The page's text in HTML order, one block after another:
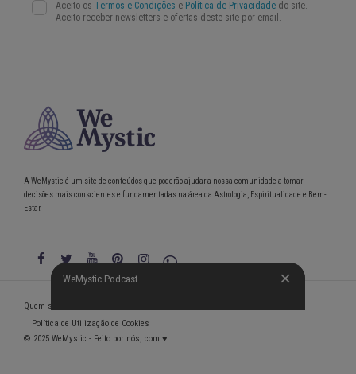
WeMystic Podcast
A WeMystic é um site de conteúdos que poderão ajudar a nossa comunidade a tomar
decisões mais conscientes e fundamentadas na área da Astrologia, Espiritualidade e Bem-
Estar.
WeMystic Podcast
Quem somos
Política de Utilização de Cookies
© 2025 WeMystic - Feito por nós, com ♥